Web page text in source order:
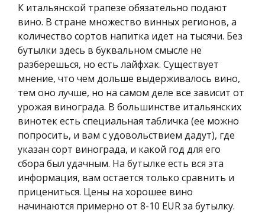
К итальянской трапезе обязательно подают
вино. В стране множество винных регионов, а
количество сортов напитка идет на тысячи. Без
бутылки здесь в буквальном смысле не
разберешься, но есть лайфхак. Существует
мнение, что чем дольше выдерживалось вино,
тем оно лучше, но на самом деле все зависит от
урожая винограда. В большинстве итальянских
винотек есть специальная табличка (ее можно
попросить, и вам с удовольствием дадут), где
указан сорт винограда, и какой год для его
сбора был удачным. На бутылке есть вся эта
информация, вам остается только сравнить и
прицениться. Цены на хорошее вино
начинаются примерно от 8-10 EUR за бутылку.